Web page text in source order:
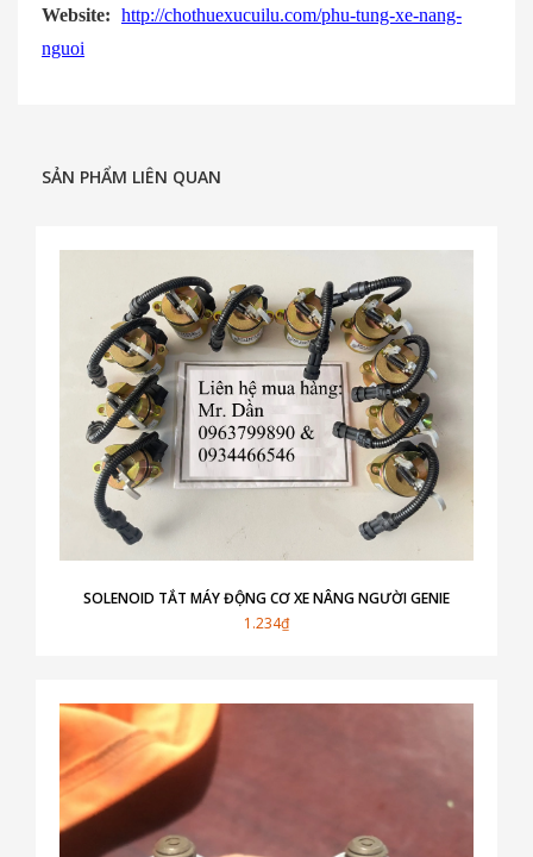
Website: http://chothuexucuilu.com/phu-tung-xe-nang-
nguoi
SẢN PHẨM LIÊN QUAN
SOLENOID TẮT MÁY ĐỘNG CƠ XE NÂNG NGƯỜI GENIE
1.234₫